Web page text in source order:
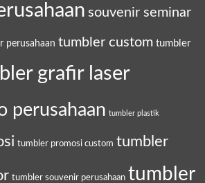
souvenir seminar
perusahaan tumbler custom tumbler
grafir laser
perusahaan tumbler plastik
tumbler promosi custom tumbler
tumbler souvenir perusahaan tumbler